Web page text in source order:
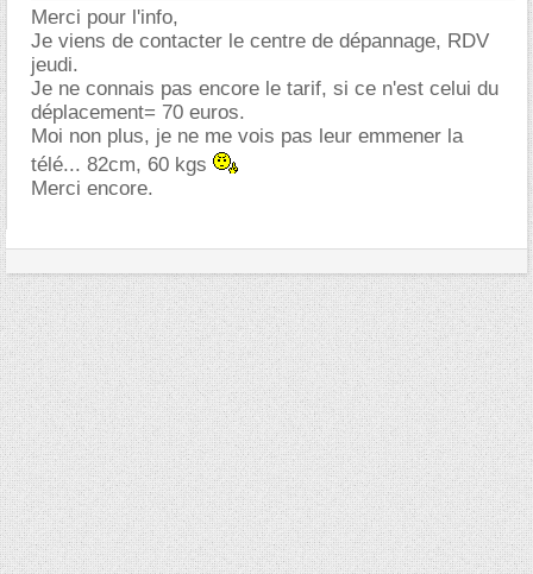
Merci pour l'info,
Je viens de contacter le centre de dépannage, RDV
jeudi.
Je ne connais pas encore le tarif, si ce n'est celui du
déplacement= 70 euros.
Moi non plus, je ne me vois pas leur emmener la
télé... 82cm, 60 kgs
Merci encore.